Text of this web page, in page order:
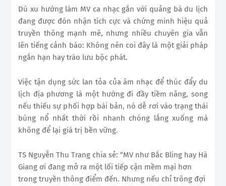
Dù xu hướng làm MV ca nhạc gắn với quảng bá du lịch
đang được đón nhận tích cực và chứng minh hiệu quả
truyền thông mạnh mẽ, nhưng nhiều chuyên gia vẫn
lên tiếng cảnh báo: Không nên coi đây là một giải pháp
ngắn hạn hay trào lưu bộc phát.
Việc tận dụng sức lan tỏa của âm nhạc để thúc đẩy du
lịch địa phương là một hướng đi đầy tiềm năng, song
nếu thiếu sự phối hợp bài bản, nó dễ rơi vào trạng thái
bùng nổ nhất thời rồi nhanh chóng lắng xuống mà
không để lại giá trị bền vững.
TS Nguyễn Thu Trang chia sẻ: “MV như Bắc Bling hay Hà
Giang ơi đang mở ra một lối tiếp cận mềm mại hơn
trong truyền thông điểm đến. Nhưng nếu chỉ trông đợi